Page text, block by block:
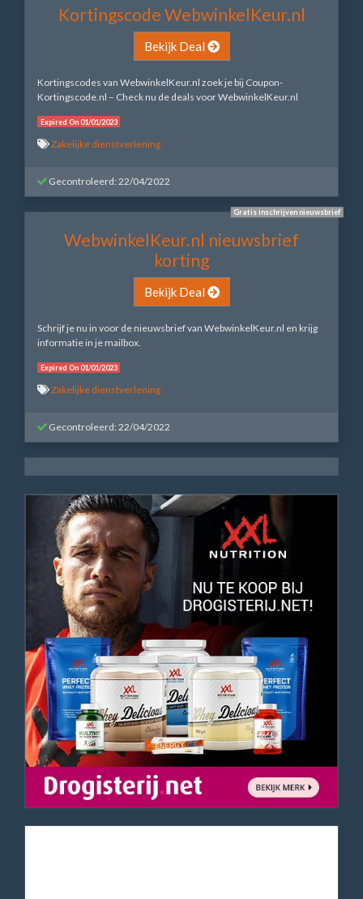
Kortingscode WebwinkelKeur.nl
Bekijk Deal
Kortingscodes van WebwinkelKeur.nl zoek je bij Coupon-
Kortingscode.nl – Check nu de deals voor WebwinkelKeur.nl
Expired On 01/01/2023
Zakelijke dienstverlening
Gecontroleerd: 22/04/2022
Gratis inschrijven nieuwsbrief
WebwinkelKeur.nl nieuwsbrief
korting
Bekijk Deal
Schrijf je nu in voor de nieuwsbrief van WebwinkelKeur.nl en krijg
informatie in je mailbox.
Expired On 01/01/2023
Zakelijke dienstverlening
Gecontroleerd: 22/04/2022